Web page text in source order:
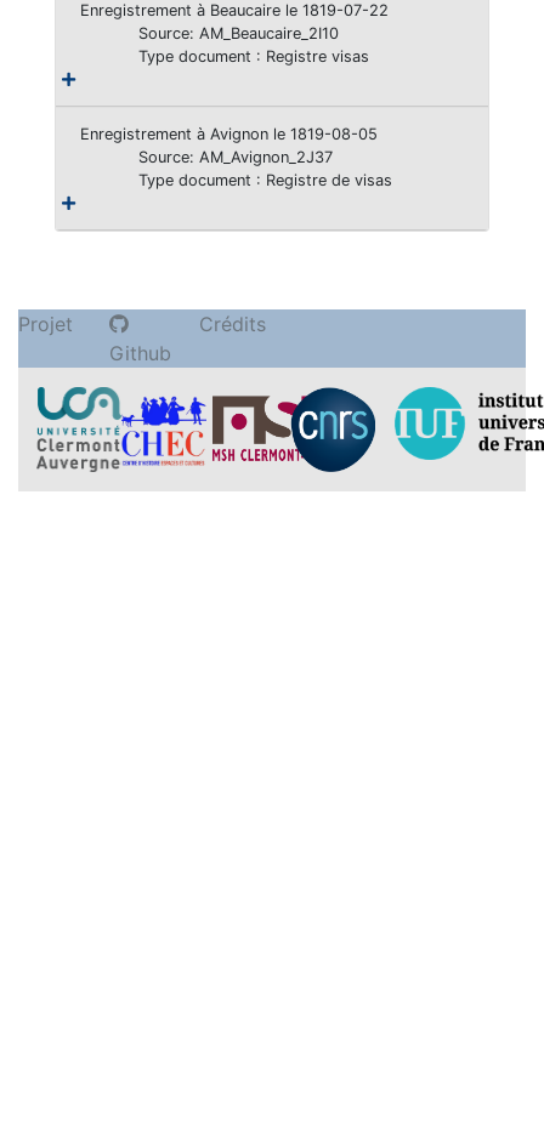
Enregistrement à Beaucaire le 1819-07-22
Source: AM_Beaucaire_2I10
Type document : Registre visas
Enregistrement à Avignon le 1819-08-05
Source: AM_Avignon_2J37
Type document : Registre de visas
Projet
Github
Crédits